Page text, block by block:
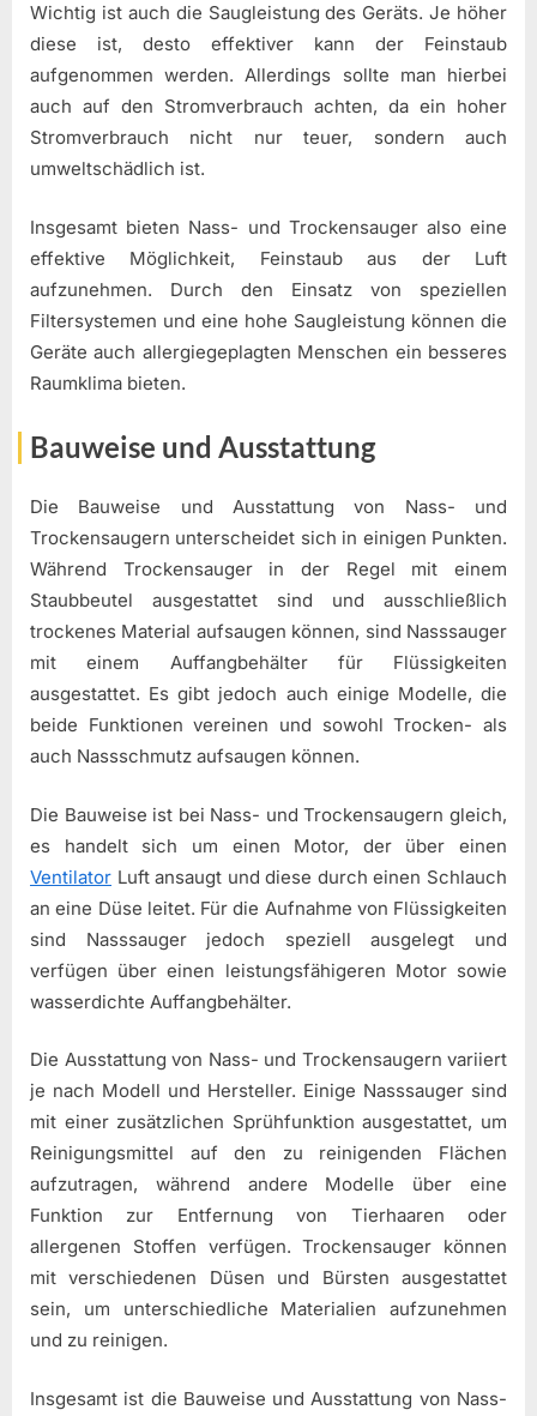
Wichtig ist auch die Saugleistung des Geräts. Je höher
diese ist, desto effektiver kann der Feinstaub
aufgenommen werden. Allerdings sollte man hierbei
auch auf den Stromverbrauch achten, da ein hoher
Stromverbrauch nicht nur teuer, sondern auch
umweltschädlich ist.
Insgesamt bieten Nass- und Trockensauger also eine
effektive Möglichkeit, Feinstaub aus der Luft
aufzunehmen. Durch den Einsatz von speziellen
Filtersystemen und eine hohe Saugleistung können die
Geräte auch allergiegeplagten Menschen ein besseres
Raumklima bieten.
Bauweise und Ausstattung
Die Bauweise und Ausstattung von Nass- und
Trockensaugern unterscheidet sich in einigen Punkten.
Während Trockensauger in der Regel mit einem
Staubbeutel ausgestattet sind und ausschließlich
trockenes Material aufsaugen können, sind Nasssauger
mit einem Auffangbehälter für Flüssigkeiten
ausgestattet. Es gibt jedoch auch einige Modelle, die
beide Funktionen vereinen und sowohl Trocken- als
auch Nassschmutz aufsaugen können.
Die Bauweise ist bei Nass- und Trockensaugern gleich,
es handelt sich um einen Motor, der über einen
Ventilator Luft ansaugt und diese durch einen Schlauch
an eine Düse leitet. Für die Aufnahme von Flüssigkeiten
sind Nasssauger jedoch speziell ausgelegt und
verfügen über einen leistungsfähigeren Motor sowie
wasserdichte Auffangbehälter.
Die Ausstattung von Nass- und Trockensaugern variiert
je nach Modell und Hersteller. Einige Nasssauger sind
mit einer zusätzlichen Sprühfunktion ausgestattet, um
Reinigungsmittel auf den zu reinigenden Flächen
aufzutragen, während andere Modelle über eine
Funktion zur Entfernung von Tierhaaren oder
allergenen Stoffen verfügen. Trockensauger können
mit verschiedenen Düsen und Bürsten ausgestattet
sein, um unterschiedliche Materialien aufzunehmen
und zu reinigen.
Insgesamt ist die Bauweise und Ausstattung von Nass-